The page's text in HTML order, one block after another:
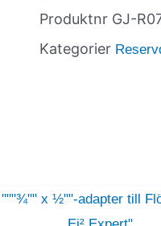
Produktnr GJ-
Kategorier